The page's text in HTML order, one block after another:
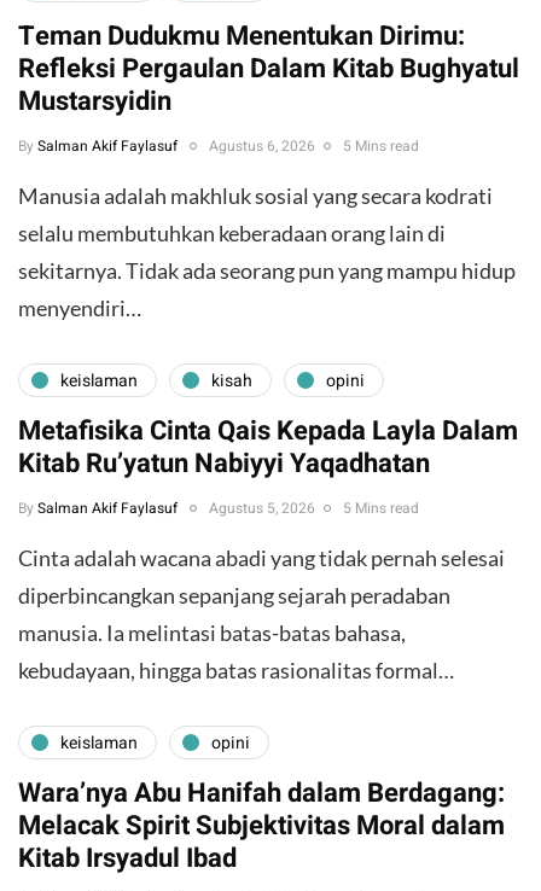
Teman Dudukmu Menentukan Dirimu:
Refleksi Pergaulan Dalam Kitab Bughyatul
Mustarsyidin
By Salman Akif Faylasuf Agustus 6, 2026 5 Mins read
Manusia adalah makhluk sosial yang secara kodrati
selalu membutuhkan keberadaan orang lain di
sekitarnya. Tidak ada seorang pun yang mampu hidup
menyendiri…
keislaman kisah opini
Metafisika Cinta Qais Kepada Layla Dalam
Kitab Ru’yatun Nabiyyi Yaqadhatan
By Salman Akif Faylasuf Agustus 5, 2026 5 Mins read
Cinta adalah wacana abadi yang tidak pernah selesai
diperbincangkan sepanjang sejarah peradaban
manusia. Ia melintasi batas-batas bahasa,
kebudayaan, hingga batas rasionalitas formal…
keislaman opini
Wara’nya Abu Hanifah dalam Berdagang:
Melacak Spirit Subjektivitas Moral dalam
Kitab Irsyadul Ibad